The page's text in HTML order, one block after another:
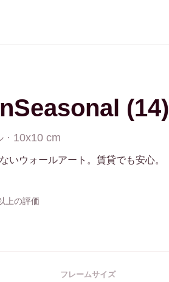
(14)
· 10x10 cm
いウォールアート。賃貸でも安心。
上の評価
フレームサイズ